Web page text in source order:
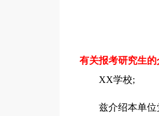
有关报考研究生的
XX学校;
兹介绍本单